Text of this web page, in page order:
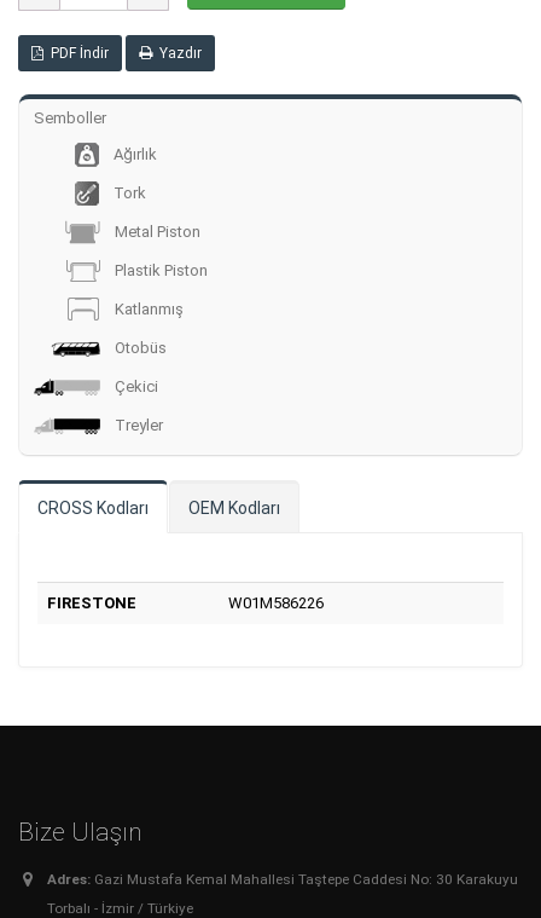
PDF İndir Yazdır
Semboller
Ağırlık
Tork
Metal Piston
Plastik Piston
Katlanmış
Otobüs
Çekici
Treyler
CROSS Kodları OEM Kodları
FIRESTONE W01M586226
Bize Ulaşın
Adres: Gazi Mustafa Kemal Mahallesi Taştepe Caddesi No: 30 Karakuyu
Torbalı - İzmir / Türkiye